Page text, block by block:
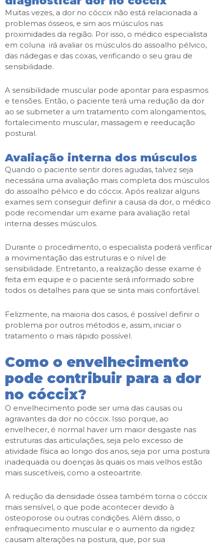
Muitas vezes, a dor no cóccix não está relacionada a
problemas ósseos, e sim aos músculos nas
proximidades da região. Por isso, o médico especialista
em coluna irá avaliar os músculos do assoalho pélvico,
das nádegas e das coxas, verificando o seu grau de
sensibilidade.
A sensibilidade muscular pode apontar para espasmos
e tensões. Então, o paciente terá uma redução da dor
ao se submeter a um tratamento com alongamentos,
fortalecimento muscular, massagem e reeducação
postural.
Avaliação interna dos músculos
Quando o paciente sentir dores agudas, talvez seja
necessária uma avaliação mais completa dos músculos
do assoalho pélvico e do cóccix. Após realizar alguns
exames sem conseguir definir a causa da dor, o médico
pode recomendar um exame para avaliação retal
interna desses músculos.
Durante o procedimento, o especialista poderá verificar
a movimentação das estruturas e o nível de
sensibilidade. Entretanto, a realização desse exame é
feita em equipe e o paciente será informado sobre
todos os detalhes para que se sinta mais confortável.
Felizmente, na maioria dos casos, é possível definir o
problema por outros métodos e, assim, iniciar o
tratamento o mais rápido possível.
Como o envelhecimento
pode contribuir para a dor
no cóccix?
O envelhecimento pode ser uma das causas ou
agravantes da dor no cóccix. Isso porque, ao
envelhecer, é normal haver um maior desgaste nas
estruturas das articulações, seja pelo excesso de
atividade física ao longo dos anos, seja por uma postura
inadequada ou doenças às quais os mais velhos estão
mais suscetíveis, como a osteoartrite.
A redução da densidade óssea também torna o cóccix
mais sensível, o que pode acontecer devido à
osteoporose ou outras condições. Além disso, o
enfraquecimento muscular e o aumento da rigidez
causam alterações na postura, que, por sua